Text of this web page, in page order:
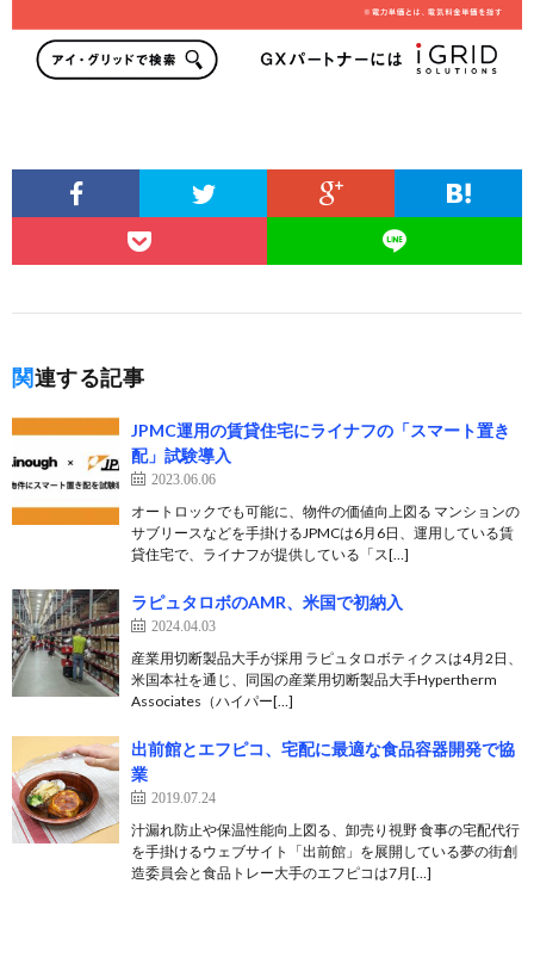
関連する記事
JPMC運⽤の賃貸住宅にライナフの「スマート置き
配」試験導⼊
2023.06.06
オートロックでも可能に、物件の価値向上図る マンションの
サブリースなどを手掛けるJPMCは6月6日、運用している賃
貸住宅で、ライナフが提供している「ス[…]
ラピュタロボのAMR、米国で初納入
2024.04.03
産業用切断製品大手が採用 ラピュタロボティクスは4月2日、
米国本社を通じ、同国の産業用切断製品大手Hypertherm
Associates（ハイパー[…]
出前館とエフピコ、宅配に最適な食品容器開発で協
業
2019.07.24
汁漏れ防止や保温性能向上図る、卸売り視野 食事の宅配代行
を手掛けるウェブサイト「出前館」を展開している夢の街創
造委員会と食品トレー大手のエフピコは7月[…]